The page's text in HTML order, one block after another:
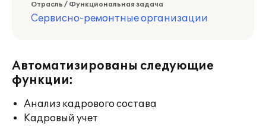
Отрасль / Функциональная задача
Сервисно-ремонтные организации
Автоматизированы следующие
функции:
Анализ кадрового состава
Кадровый учет